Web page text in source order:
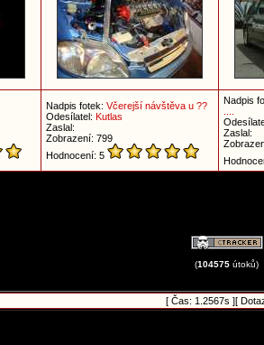
Nadpis fotek: Včerejší návštěva u ??
Odesílatel: Kutlas
Zaslal:
Zobrazení: 799
Hodnocení: 5
Nadpis
Zaslal:
(104575 útoků)
[ Čas: 1.2567s ][